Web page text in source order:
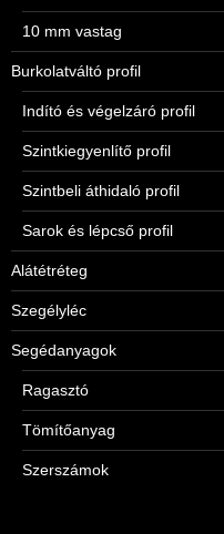
10 mm vastag
Burkolatváltó profil
Indító és végelzáró profil
Szintkiegyenlítő profil
Szintbeli áthidaló profil
Sarok és lépcső profil
Alátétréteg
Szegélyléc
Segédanyagok
Ragasztó
Tömítőanyag
Szerszámok